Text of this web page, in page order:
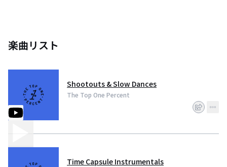
楽曲リスト
Shootouts & Slow Dances
The Top One Percent
Time Capsule Instrumentals